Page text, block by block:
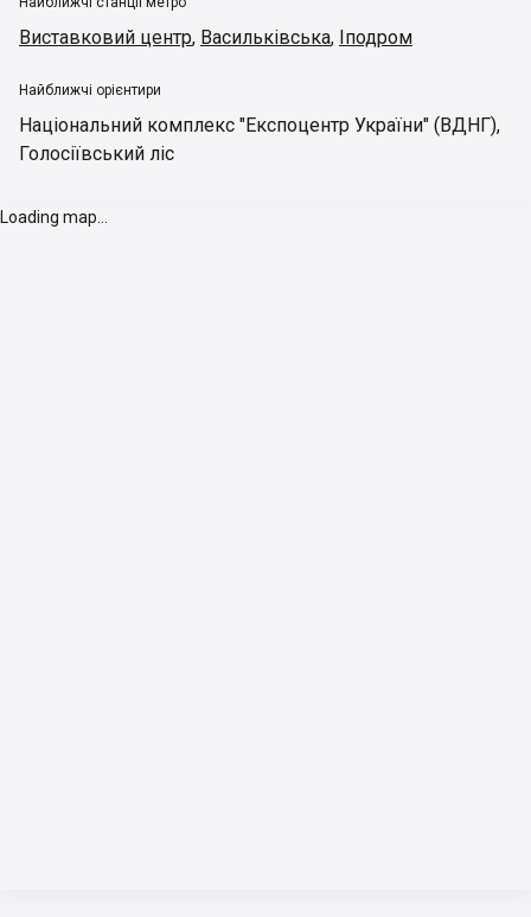
Виставковий центр, Васильківська, Іподром
Найближчі орієнтири
Національний комплекс "Експоцентр України" (ВДНГ),
Голосіївський ліс
Loading map...